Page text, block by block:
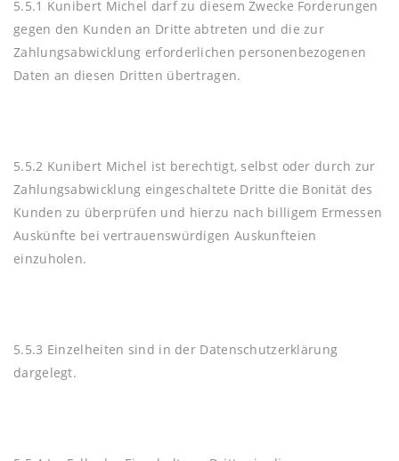
5.5.1 Kunibert Michel darf zu diesem Zwecke Forderungen
gegen den Kunden an Dritte abtreten und die zur
Zahlungsabwicklung erforderlichen personenbezogenen
Daten an diesen Dritten übertragen.
5.5.2 Kunibert Michel ist berechtigt, selbst oder durch zur
Zahlungsabwicklung eingeschaltete Dritte die Bonität des
Kunden zu überprüfen und hierzu nach billigem Ermessen
Auskünfte bei vertrauenswürdigen Auskunfteien
einzuholen.
5.5.3 Einzelheiten sind in der Datenschutzerklärung
dargelegt.